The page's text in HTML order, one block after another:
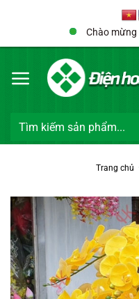
Chào mừng
Tìm
Trang chủ